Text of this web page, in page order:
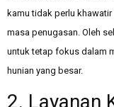
kamu tidak perlu
masa penugasan. Oleh
untuk tetap fokus dalam
hunian yang besar.
2. Layanan